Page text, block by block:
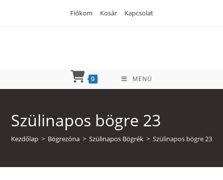
Fiókom Kosár Kapcsolat
0 MENÜ
Szülinapos bögre 23
Kezdőlap > Bögrezóna > Szülinapos Bögrék > Szülinapos bögre 23